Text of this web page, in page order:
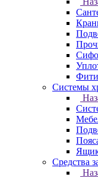
Системы
Средства